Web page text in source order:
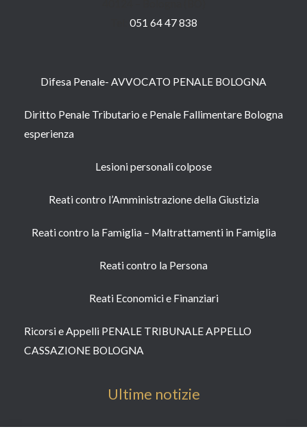
051 64 47 838
Difesa Penale- AVVOCATO PENALE BOLOGNA
Diritto Penale Tributario e Penale Fallimentare Bologna
esperienza
Lesioni personali colpose
Reati contro l’Amministrazione della Giustizia
Reati contro la Famiglia – Maltrattamenti in Famiglia
Reati contro la Persona​
Reati Economici e Finanziari​
Ricorsi e Appelli PENALE TRIBUNALE APPELLO
CASSAZIONE BOLOGNA
Ultime notizie